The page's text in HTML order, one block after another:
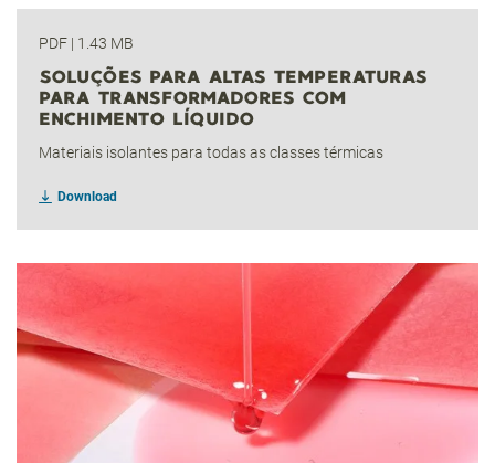
PDF | 1.43 MB
SOLUÇÕES PARA ALTAS TEMPERATURAS
PARA TRANSFORMADORES COM
ENCHIMENTO LÍQUIDO
Materiais isolantes para todas as classes térmicas
Download